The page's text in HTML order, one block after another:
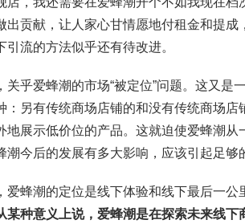
出贡献，让人家心甘情愿地付租金和提
引流的方法似乎还有待改进。
关乎爱蜂潮的市场“被定位”问题。这又
：另有传统商场店铺的和没有传统商场
地展示低价位的产品。这就迫使爱蜂潮从
潮今后的发展有多大影响，应该引起足够
爱蜂潮的定位是线下体验和线下最后一
某种意义上说，爱蜂潮是在探索未来线下